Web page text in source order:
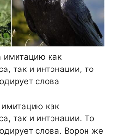
имитацию как
так и интонации, то
слова
имитацию как
так и интонации. То
слова. Ворон же